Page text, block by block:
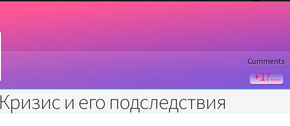
Cumments
+1?...
Кризис и его подследствия